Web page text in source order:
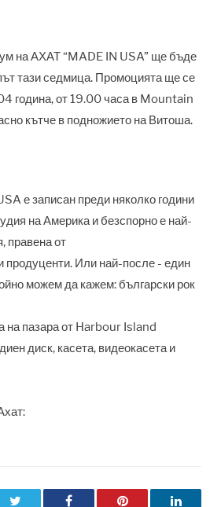
на АХАТ “MADE IN USA” ще бъде
тази седмица. Промоцията ще се
година, от 19.00 часа в Mountain
кътче в подножието на Витоша.
е записан преди няколко години
на Америка и безспорно е най-
правена от
продуценти. Или най-после - един
можем да кажем: български рок
на пазара от Harbour Island
диск, касета, видеокасета и
Facebook Pinterest